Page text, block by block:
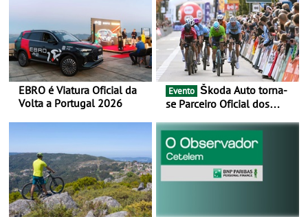
EBRO é Viatura Oficial da
Volta a Portugal 2026
Evento
se Parceiro Oficial dos
BTT e Gravel da UCI - Para
os anos de 2025 e 2026